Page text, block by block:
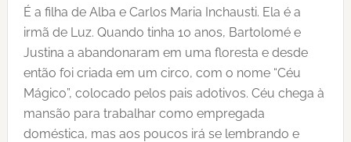
É a filha de Alba e Carlos Maria Inchausti. Ela é a
irmã de Luz. Quando tinha 10 anos, Bartolomé e
Justina a abandonaram em uma floresta e desde
então foi criada em um circo, com o nome “Céu
Mágico”, colocado pelos pais adotivos. Céu chega à
mansão para trabalhar como empregada
doméstica, mas aos poucos irá se lembrando e